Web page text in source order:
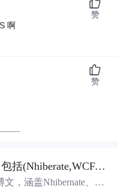
啊
赞
赞
——
转载：jillzhang的文章索引 包括(Nhiberate,WCF,WPF,项目管理等内容)
，涵盖Nhibernate、算